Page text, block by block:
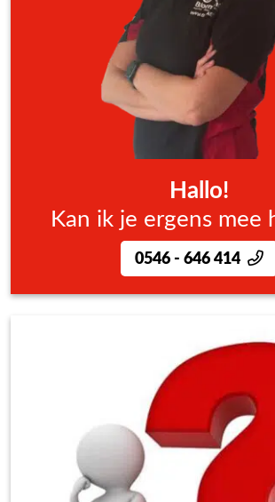
Hallo!
Kan ik je ergens mee
0546 - 646 414